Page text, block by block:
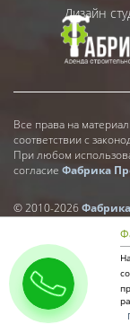
Дизайн
Все права на
соответствии с
При любом
согласие Фабрика
© 2010-2026